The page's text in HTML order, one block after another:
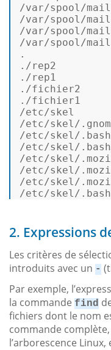
/var/spool/
/var/spool/
/var/spool/
/var/spool/
.
./rep2
./rep1
./fichier2
./fichier1
/etc/skel
/etc/skel/
/etc/skel/
/etc/skel/
/etc/skel/
/etc/skel/
/etc/skel/
/etc/skel/
2. Expressions
Les critères de
introduits avec un -
Par exemple,
la commande find
fichiers dont le nom
commande
l’arborescence Linux,